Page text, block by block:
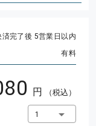
済完了後 5営業日以内
有料
円 （税込）
1